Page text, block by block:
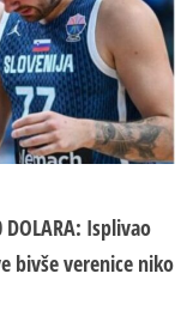
DOLARA: Isplivao
bivše verenice niko